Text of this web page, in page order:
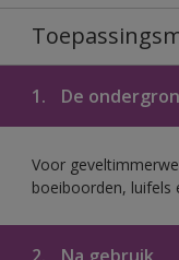
1. De
Voor
boeiboorden, luifels